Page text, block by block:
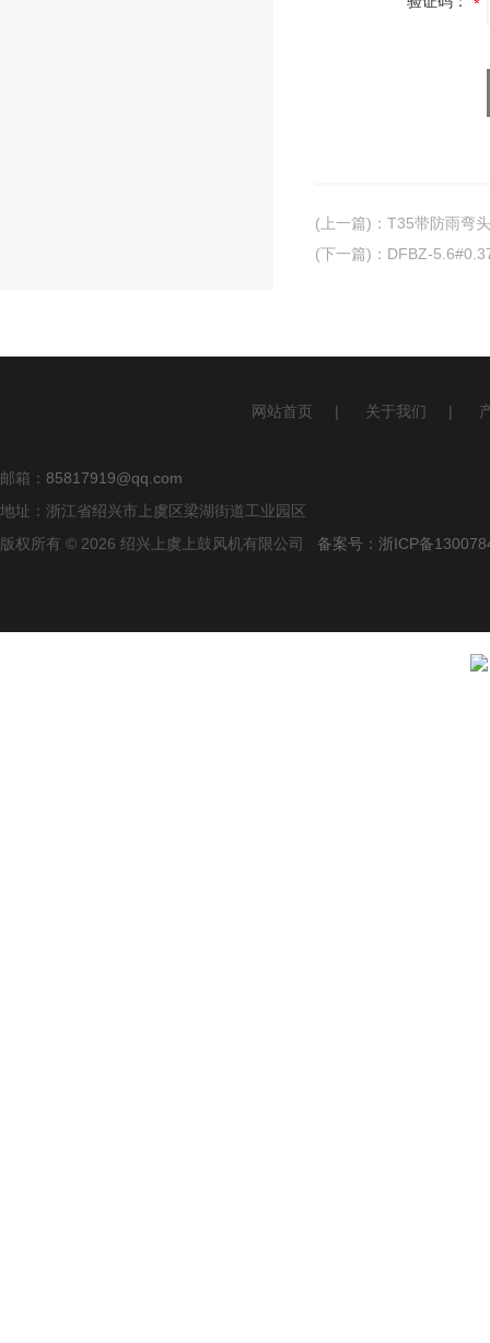
(上一篇) ： T35带防雨弯
(下一篇) ： DFBZ-
网站首页 | 关于我们 |
邮箱： 85817919@qq.com
地址：浙江省绍兴市上虞区梁湖街道工业园区
版权所有 © 2026 绍兴上虞上鼓风机有限公司 备案号：浙ICP备